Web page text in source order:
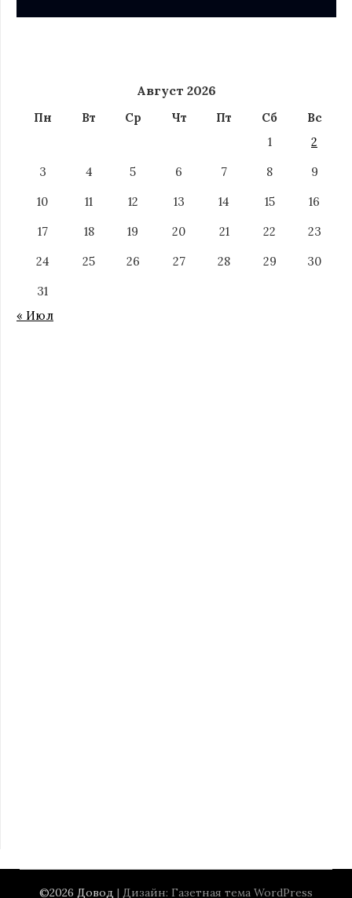
Август 2026
Пн Вт Ср Чт Пт Сб
Вс
1
2
3
4 5 6 7 8
9
10
11 12 13 14 15
16
17
18 19 20 21 22
23
24
25 26 27 28 29
30
31
« Июл
©2026 Довод | Дизайн: Газетная тема WordPress